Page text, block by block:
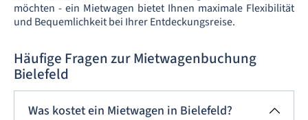
möchten - ein Mietwagen bietet Ihnen maximale Flexibilität
und Bequemlichkeit bei Ihrer Entdeckungsreise.
Häufige Fragen zur Mietwagenbuchung
Bielefeld
Was kostet ein Mietwagen in Bielefeld?